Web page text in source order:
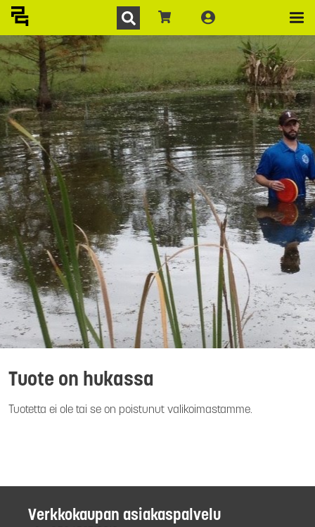
Tuote on hukassa
Tuotetta ei ole tai se on poistunut valikoimastamme.
Verkkokaupan asiakaspalvelu